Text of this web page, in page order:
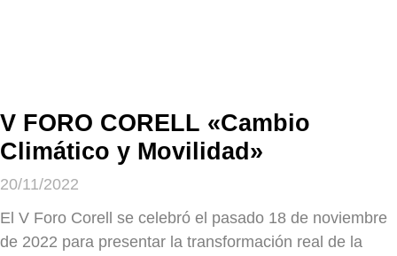
V FORO CORELL «Cambio
Climático y Movilidad»
20/11/2022
El V Foro Corell se celebró el pasado 18 de noviembre
de 2022 para presentar la transformación real de la